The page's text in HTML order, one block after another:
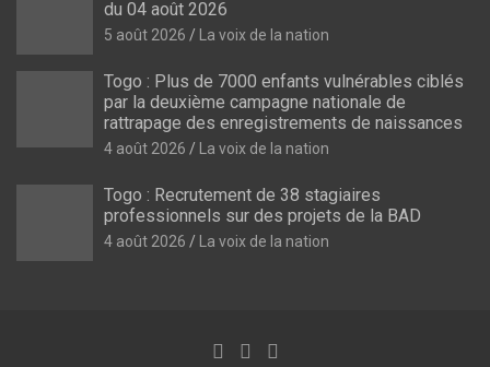
du 04 août 2026
5 août 2026 La voix de la nation
Togo : Plus de 7000 enfants vulnérables ciblés
par la deuxième campagne nationale de
rattrapage des enregistrements de naissances
4 août 2026 La voix de la nation
Togo : Recrutement de 38 stagiaires
professionnels sur des projets de la BAD
4 août 2026 La voix de la nation